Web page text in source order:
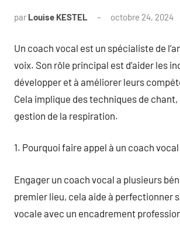
par Louise KESTEL octobre 24, 2024
Un coach vocal est un spécialiste de
voix. Son rôle principal est d’aider les
développer et à améliorer leurs
Cela implique des techniques de chant,
gestion de la respiration.
1. Pourquoi faire appel à un coach vocal
Engager un coach vocal a plusieurs
premier lieu, cela aide à perfectionner
vocale avec un encadrement